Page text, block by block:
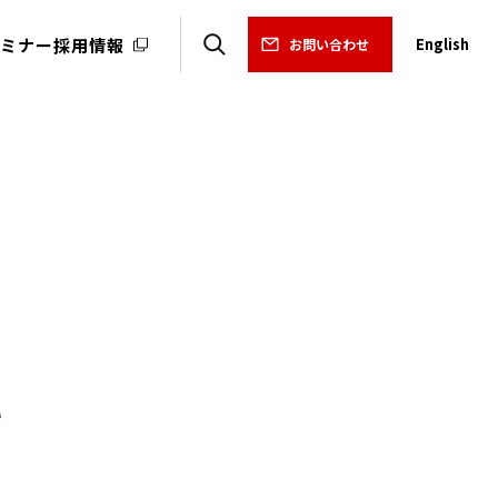
ナー採用情報 English
お問い合わせ